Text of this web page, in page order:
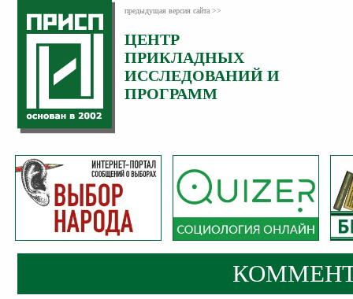
предыдущая версия сайта >>
ЦЕНТР
ПРИКЛАДНЫХ
ИССЛЕДОВАНИЙ И
ПРОГРАММ
Категория:
Комментарии